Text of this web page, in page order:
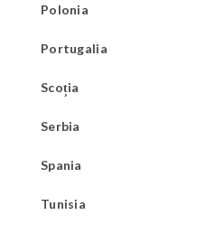
Polonia
Portugalia
Scoția
Serbia
Spania
Tunisia